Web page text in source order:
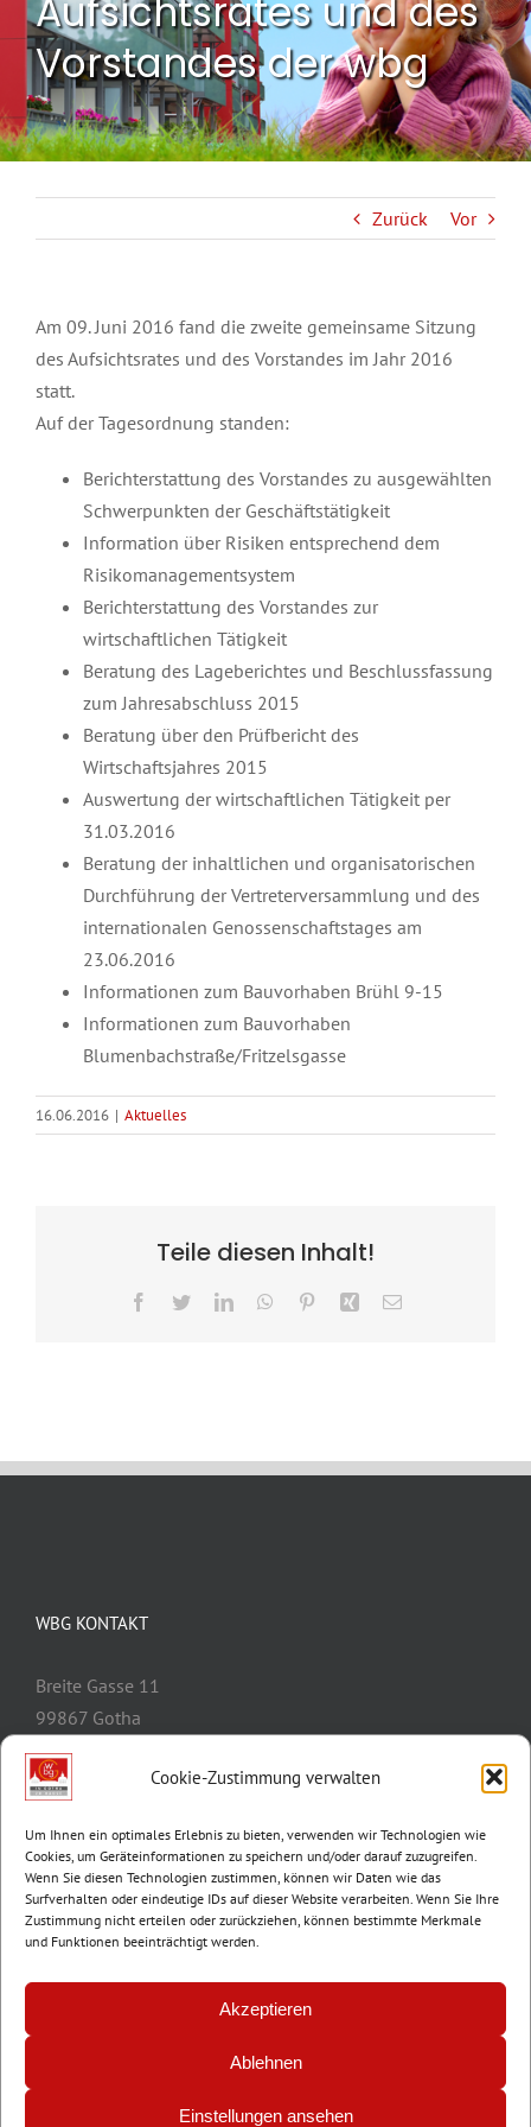
Cookie-Zustimmung verwalten
Um Ihnen ein optimales Erlebnis zu bieten, verwenden wir Technologien wie
Cookies, um Geräteinformationen zu speichern und/oder darauf zuzugreifen.
Wenn Sie diesen Technologien zustimmen, können wir Daten wie das
Surfverhalten oder eindeutige IDs auf dieser Website verarbeiten. Wenn Sie Ihre
Zustimmung nicht erteilen oder zurückziehen, können bestimmte Merkmale
und Funktionen beeinträchtigt werden.
Akzeptieren
Ablehnen
Einstellungen ansehen
Aufsichtsrates und des
Vorstandes der wbg
Zurück Vor
Am 09. Juni 2016 fand die zweite gemeinsame Sitzung
des Aufsichtsrates und des Vorstandes im Jahr 2016
statt.
Auf der Tagesordnung standen:
Berichterstattung des Vorstandes zu ausgewählten
Schwerpunkten der Geschäftstätigkeit
Information über Risiken entsprechend dem
Risikomanagementsystem
Berichterstattung des Vorstandes zur
wirtschaftlichen Tätigkeit
Beratung des Lageberichtes und Beschlussfassung
zum Jahresabschluss 2015
Beratung über den Prüfbericht des
Wirtschaftsjahres 2015
Auswertung der wirtschaftlichen Tätigkeit per
31.03.2016
Beratung der inhaltlichen und organisatorischen
Durchführung der Vertreterversammlung und des
internationalen Genossenschaftstages am
23.06.2016
Informationen zum Bauvorhaben Brühl 9-15
Informationen zum Bauvorhaben
Blumenbachstraße/Fritzelsgasse
16.06.2016 | Aktuelles
Teile diesen Inhalt!
Facebook
TwitterLinkedInWhatsApp
PinterestXing E-
WBG KONTAKT
Breite Gasse 11
99867 Gotha
Telefon:
E-Mail:
info@wbg-gotha.de
Impressum|Datenschutz